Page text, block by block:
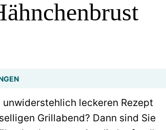
leckeren Rezept
Grillabend? Dann sind Sie